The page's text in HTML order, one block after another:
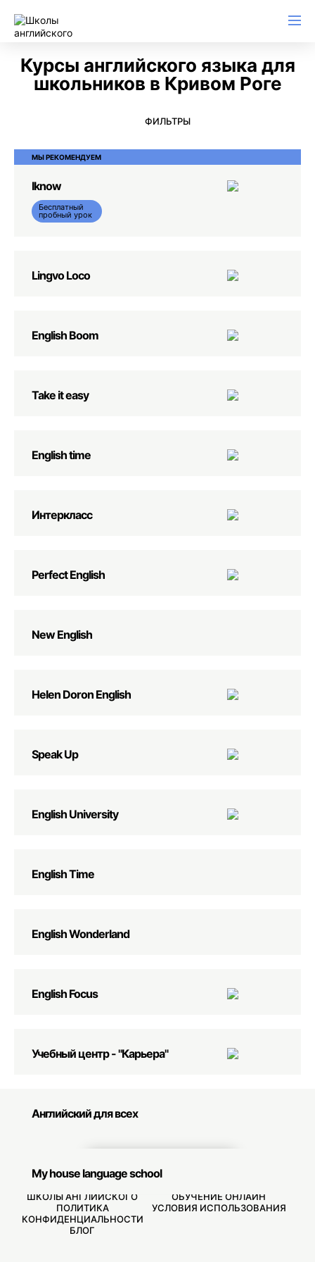
Курсы английского языка для
школьников в Кривом Роге
ФИЛЬТРЫ
МЫ РЕКОМЕНДУЕМ
Iknow
Бесплатный
пробный урок
Lingvo Loco
English Boom
Take it easy
English time
Интеркласс
Perfect English
New English
Helen Doron English
Speak Up
English University
English Time
English Wonderland
English Focus
Учебный центр - "Карьера"
Английский для всех
My house language school
ШКОЛЫ АНГЛИЙСКОГО
ОБУЧЕНИЕ ОНЛАЙН
ПОЛИТИКА
КОНФИДЕНЦИАЛЬНОСТИ
УСЛОВИЯ ИСПОЛЬЗОВАНИЯ
БЛОГ